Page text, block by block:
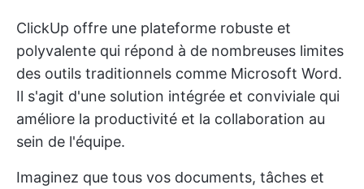
ClickUp offre une plateforme robuste et
polyvalente qui répond à de nombreuses limites
des outils traditionnels comme Microsoft Word.
Il s'agit d'une solution intégrée et conviviale qui
améliore la productivité et la collaboration au
sein de l'équipe.
Imaginez que tous vos documents, tâches et